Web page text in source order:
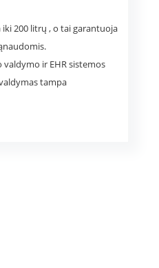
200 litrų , o tai garantuoja
ir EHR sistemos
tampa